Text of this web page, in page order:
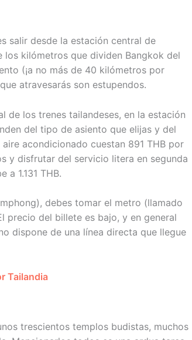
salir desde la estación central de
los kilómetros que dividen Bangkok del
(¡a no más de 40 kilómetros por
atravesarás son estupendos.
de los trenes tailandeses, en la estación
del tipo de asiento que elijas y del
acondicionado cuestan 891 THB por
y disfrutar del servicio litera en segunda
a 1.131 THB.
debes tomar el metro (llamado
precio del billete es bajo, y en general
dispone de una línea directa que llegue
Tailandia
trescientos templos budistas, muchos